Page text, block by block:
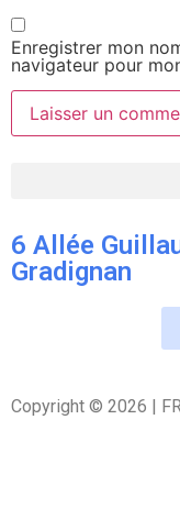
Enregistrer mon
navigateur pour
6 Allée
Gradignan
Copyright © 2026 |